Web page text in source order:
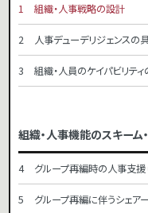
組織・人事戦略の設計
人事デューデリジェンスの
組織・人員のケイパビリテ
組織・人事機能のスキーム
グループ再編時の人事支援
グループ再編に伴うシェア